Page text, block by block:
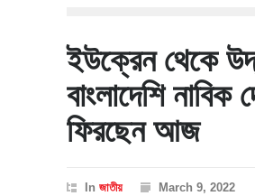
ইউক্রেন থেকে
বাংলাদেশি নাবিক
ফিরছেন আজ
In জাতীয়
March 9, 2022